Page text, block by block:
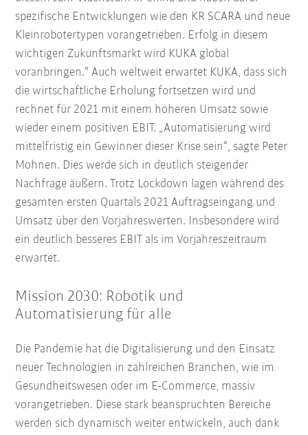
spezifische Entwicklungen wie den KR SCARA und neue
Kleinrobotertypen vorangetrieben. Erfolg in diesem
wichtigen Zukunftsmarkt wird KUKA global
voranbringen.“ Auch weltweit erwartet KUKA, dass sich
die wirtschaftliche Erholung fortsetzen wird und
rechnet für 2021 mit einem höheren Umsatz sowie
wieder einem positiven EBIT. „Automatisierung wird
mittelfristig ein Gewinner dieser Krise sein“, sagte Peter
Mohnen. Dies werde sich in deutlich steigender
Nachfrage äußern. Trotz Lockdown lagen während des
gesamten ersten Quartals 2021 Auftragseingang und
Umsatz über den Vorjahreswerten. Insbesondere wird
ein deutlich besseres EBIT als im Vorjahreszeitraum
erwartet.
Mission 2030: Robotik und
Automatisierung für alle
Die Pandemie hat die Digitalisierung und den Einsatz
neuer Technologien in zahlreichen Branchen, wie im
Gesundheitswesen oder im E-Commerce, massiv
vorangetrieben. Diese stark beanspruchten Bereiche
werden sich dynamisch weiter entwickeln, auch dank